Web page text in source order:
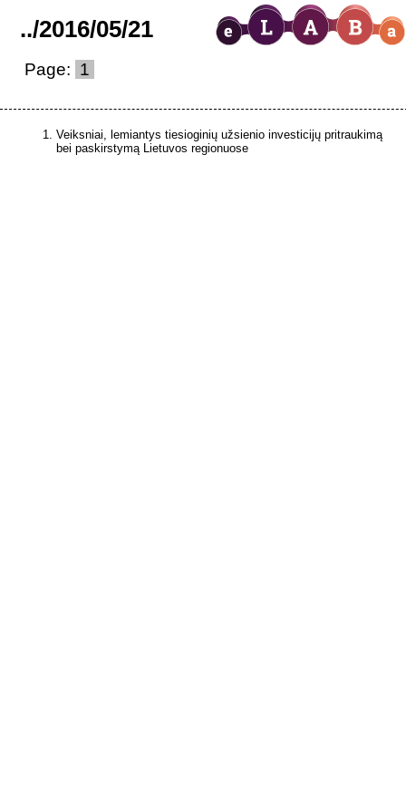
../2016/05/21
Page: 1
Veiksniai, lemiantys tiesioginių užsienio investicijų pritraukimą
bei paskirstymą Lietuvos regionuose